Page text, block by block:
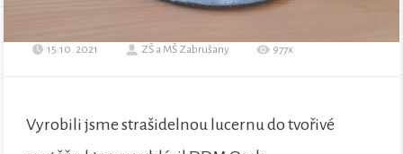
15.10. 2021 ZŠ a MŠ Zabrušany 977x
Vyrobili jsme strašidelnou lucernu do tvořivé